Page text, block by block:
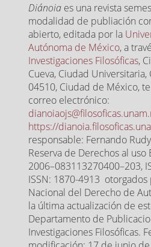
Diánoia es una revista
modalidad de publiación
abierto, editada por la
Autónoma de México, a
Investigaciones Filosóficas,
Cueva, Ciudad Universitaria,
04510, Ciudad de México,
correo electrónico:
https://
responsable: Fernando
Reserva de Derechos al uso
2006–083113270400–203,
ISSN: 1870-4913
Nacional del Derecho de
la última actualización de
Departamento de
Investigaciones Filosóficas.